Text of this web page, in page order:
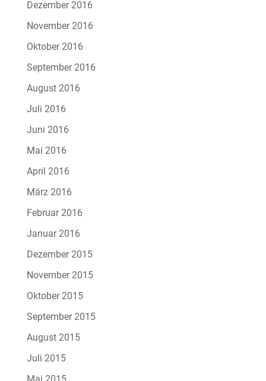
Dezember 2016
November 2016
Oktober 2016
September 2016
August 2016
Juli 2016
Juni 2016
Mai 2016
April 2016
März 2016
Februar 2016
Januar 2016
Dezember 2015
November 2015
Oktober 2015
September 2015
August 2015
Juli 2015